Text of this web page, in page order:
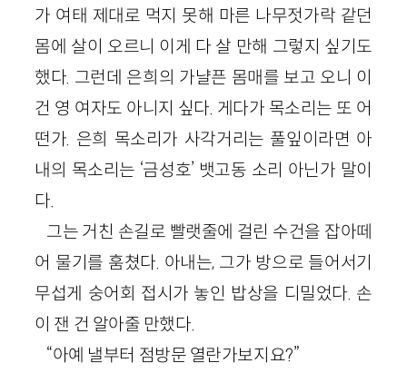
가 여태 제대로 먹지 못해 마른 나무젓가락 같던
몸에 살이 오르니 이게 다 살 만해 그렇지 싶기도
했다. 그런데 은희의 가냘픈 몸매를 보고 오니 이
건 영 여자도 아니지 싶다. 게다가 목소리는 또 어
떤가. 은희 목소리가 사각거리는 풀잎이라면 아
내의 목소리는 ‘금성호’ 뱃고동 소리 아닌가 말이
다.
그는 거친 손길로 빨랫줄에 걸린 수건을 잡아떼
어 물기를 훔쳤다. 아내는, 그가 방으로 들어서기
무섭게 숭어회 접시가 놓인 밥상을 디밀었다. 손
이 잰 건 알아줄 만했다.
“아예 낼부터 점방문 열란가보지요?”